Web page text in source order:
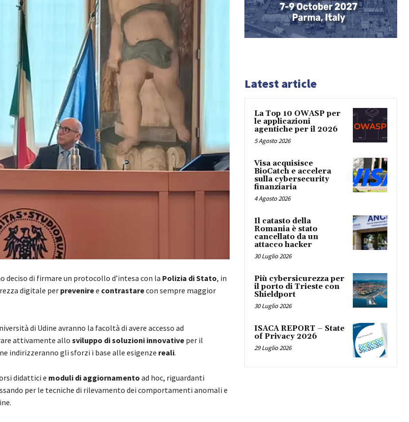
deciso di firmare un protocollo d’intesa con la Polizia di Stato, in
digitale perpreveniree contrastarecon sempre maggior
di Udine avranno la facoltà di avere accesso ad
attivamente allo sviluppo di soluzioni innovative per il
indirizzeranno gli sforzi i base alle esigenze reali.
didattici e moduli di aggiornamento ad hoc, riguardanti
per le tecniche di rilevamento dei comportamenti anomali e
Latest article
La Top 10 OWASP per
le applicazioni
agentiche per il 2026
5 Agosto 2026
Visa acquisisce
BioCatch e accelera
sulla cybersecurity
finanziaria
4 Agosto 2026
Il catasto della
Romania è stato
cancellato da un
attacco hacker
30 Luglio 2026
Più cybersicurezza per
il porto di Trieste con
Shieldport
30 Luglio 2026
ISACA REPORT – State
of Privacy 2026
29 Luglio 2026